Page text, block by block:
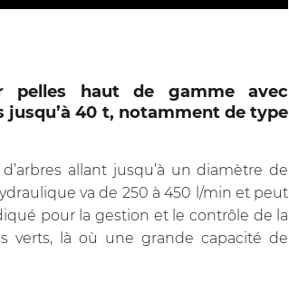
pelles haut de gamme avec
jusqu’à 40 t, notamment de type
allant jusqu’à un diamètre de
va de 250 à 450 l/min et peut
pour la gestion et le contrôle de la
verts, là où une grande capacité de